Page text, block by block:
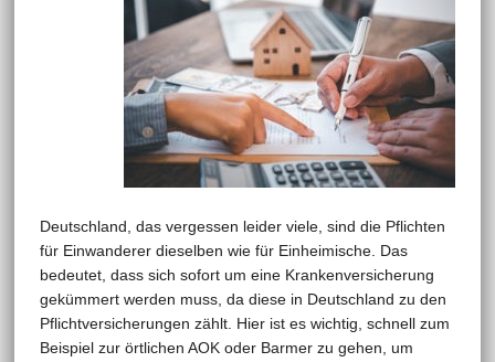
Deutschland, das vergessen leider viele, sind die Pflichten
für Einwanderer dieselben wie für Einheimische. Das
bedeutet, dass sich sofort um eine Krankenversicherung
gekümmert werden muss, da diese in Deutschland zu den
Pflichtversicherungen zählt. Hier ist es wichtig, schnell zum
Beispiel zur örtlichen AOK oder Barmer zu gehen, um